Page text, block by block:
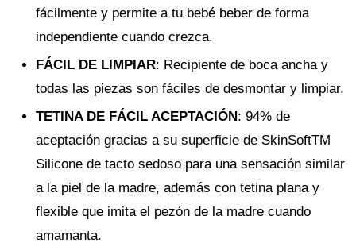
fácilmente y permite a tu bebé beber de forma
independiente cuando crezca.
FÁCIL DE LIMPIAR: Recipiente de boca ancha y
todas las piezas son fáciles de desmontar y limpiar.
TETINA DE FÁCIL ACEPTACIÓN: 94% de
aceptación gracias a su superficie de SkinSoftTM
Silicone de tacto sedoso para una sensación similar
a la piel de la madre, además con tetina plana y
flexible que imita el pezón de la madre cuando
amamanta.